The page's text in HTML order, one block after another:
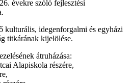
évekre szóló fejlesztési
kulturális, idegenforgalmi és egyházi
titkárának kijelölése.
átruházása:
Alapiskola részére,